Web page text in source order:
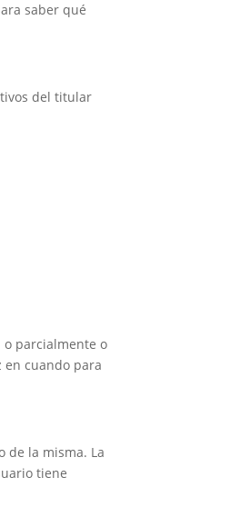
saber qué
del titular
o parcialmente o
en cuando para
de la misma. La
tiene